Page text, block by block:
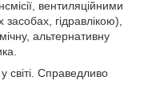
вентиляційними
гідравлікою),
альтернативну
світі. Справедливо